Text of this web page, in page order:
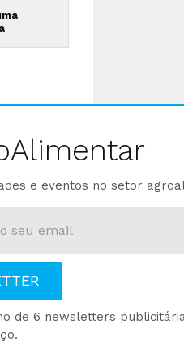
e eventos no setor
de 6 newsletters